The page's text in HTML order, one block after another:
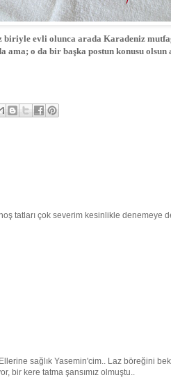
evli olunca arada Karadeniz
ama; o da bir başka postun konusu olsun
tatları çok severim kesinlikle denemeye
Ellerine sağlık Yasemin'cim.. Laz böreğini
bir kere tatma şansımız olmuştu..